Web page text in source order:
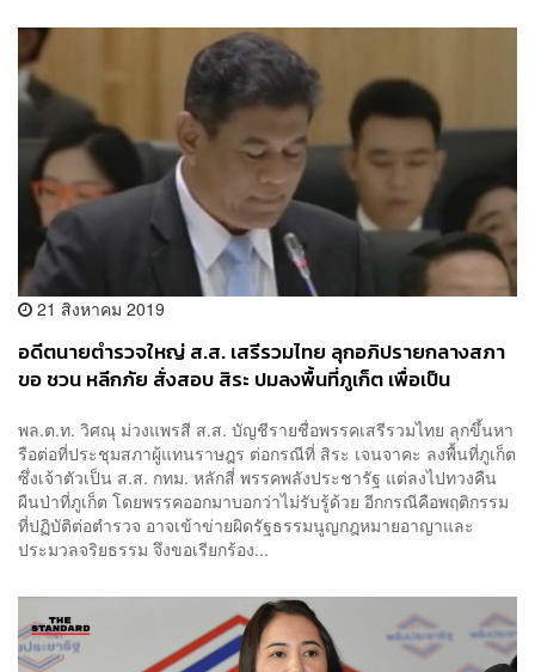
21 สิงหาคม 2019
อดีตนายตำรวจใหญ่ ส.ส. เสรีรวมไทย ลุกอภิปรายกลางสภา
ขอ ชวน หลีกภัย สั่งสอบ สิระ ปมลงพื้นที่ภูเก็ต เพื่อเป็น
พล.ต.ท. วิศณุ ม่วงแพรสี ส.ส. บัญชีรายชื่อพรรคเสรีรวมไทย ลุกขึ้นหา
รือต่อที่ประชุมสภาผู้แทนราษฎร ต่อกรณีที่ สิระ เจนจาคะ ลงพื้นที่ภูเก็ต
ซึ่งเจ้าตัวเป็น ส.ส. กทม. หลักสี่ พรรคพลังประชารัฐ แต่ลงไปทวงคืน
ผืนป่าที่ภูเก็ต โดยพรรคออกมาบอกว่าไม่รับรู้ด้วย อีกกรณีคือพฤติกรรม
ที่ปฏิบัติต่อตำรวจ อาจเข้าข่ายผิดรัฐธรรมนูญกฎหมายอาญาและ
ประมวลจริยธรรม จึงขอเรียกร้อง...